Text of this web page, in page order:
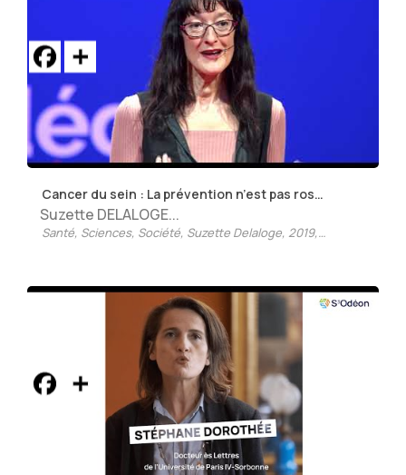
Cancer du sein : La prévention n’est pas rose dans notre pays
Suzette DELALOGE...
Santé, Sciences, Société, Suzette Delaloge, 2019, Médecine